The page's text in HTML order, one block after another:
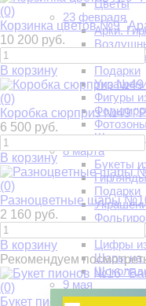
Цветы
23 февраля
Арки.
Подарки
Фигуры
Шарики
8 марта
Букеты
Подарки
Цветы
Цифры
Шары на
9 мая
Арки из
(0)
Корзинка цветов №9
10 200 руб.
В корзину
(0)
Коробка сюрприз №49
6 500 руб.
В корзину
(0)
Разноцветные шары
2 160 руб.
В корзину
Рекомендуем
(0)
Букет пионов №16